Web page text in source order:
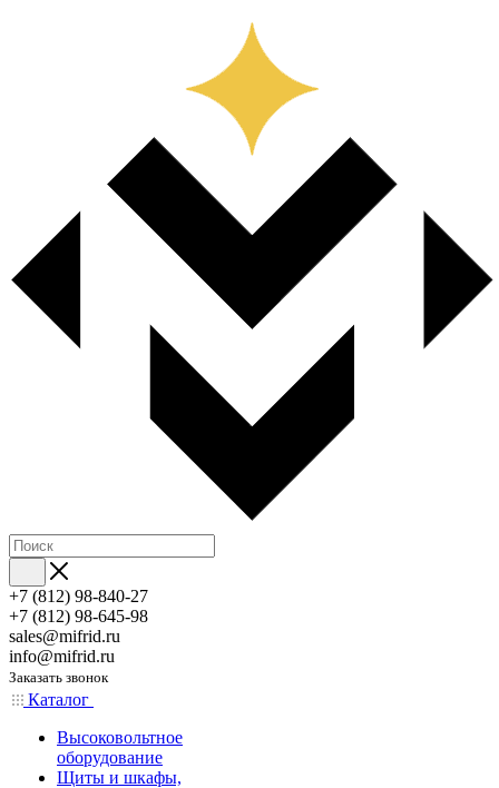
+7 (812) 98-840-27
+7 (812) 98-645-98
sales@mifrid.ru
info@mifrid.ru
Заказать звонок
Каталог
Высоковольтное
оборудование
Щиты и шкафы,